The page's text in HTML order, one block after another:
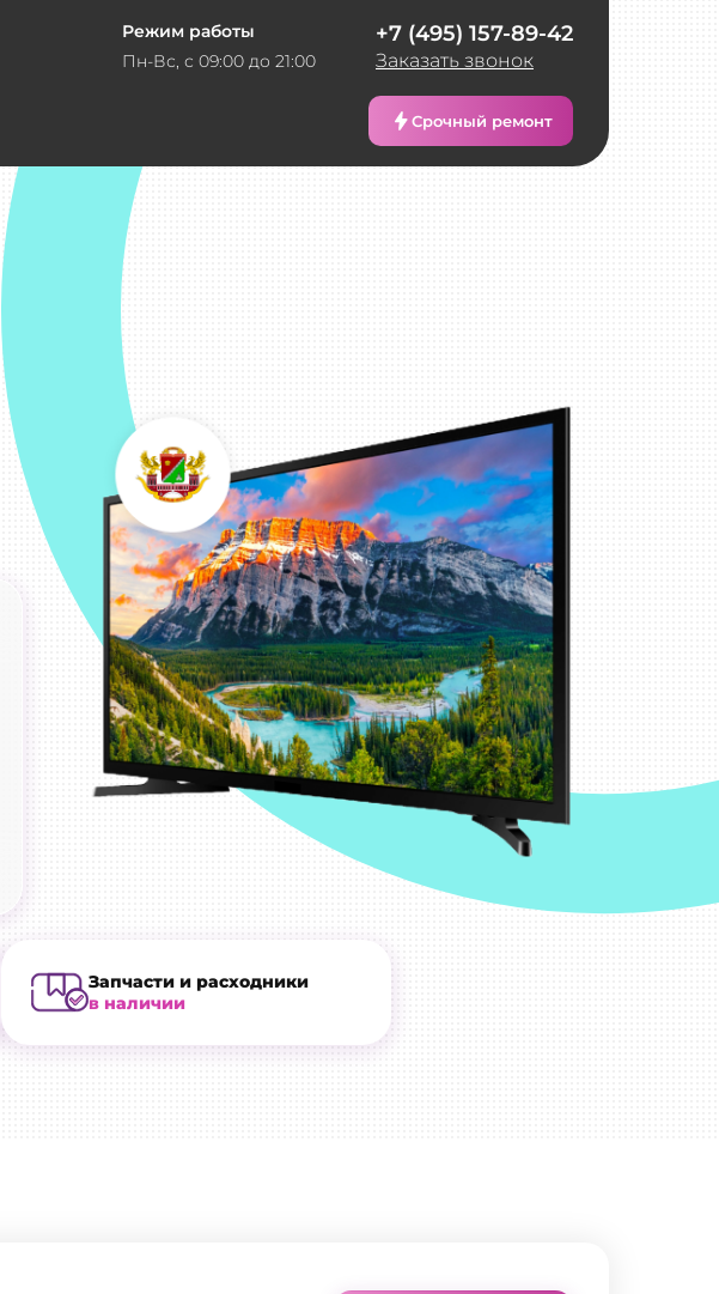
Режим работы
Пн-Вс, с 09:00 до 21:00
+7 (495) 157-89-42
Заказать звонок
Срочный ремонт
Запчасти и расходники
в наличии